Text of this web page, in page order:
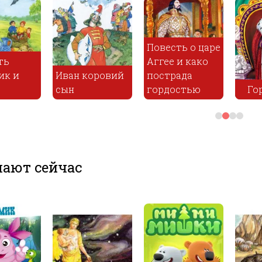
и
Иван коровий
сын
Повесть о царе
Аггее и како
пострада
гордостью
сейчас